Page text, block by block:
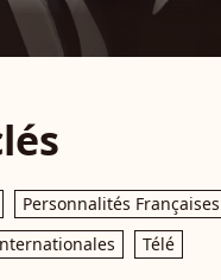
Personnalités Françaises
Télé